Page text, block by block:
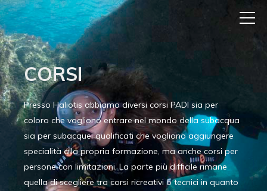
CORSI
Presso Haliotis abbiamo diversi corsi PADI sia per
coloro che vogliono entrare nel mondo della subacqua
sia per subacquei qualificati che vogliono aggiungere
specialità alla propria formazione, ma anche corsi per
persone con limitazioni. La parte più difficile rimane
quella di scegliere tra corsi ricreativi o tecnici in quanto